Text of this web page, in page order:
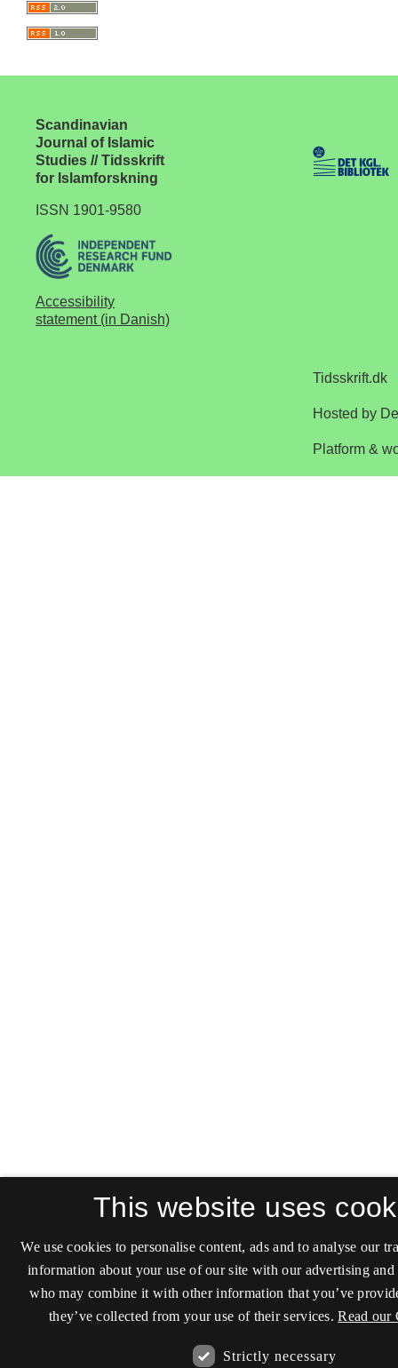
Scandinavian
Journal of Islamic
Studies // Tidsskrift
for Islamforskning
ISSN 1901-9580
Accessibility
statement (in Danish)
This website uses
We use cookies to personalise content, ads and to analyse our
information about your use of our site with our advertising and
who may combine it with other information that you’ve
they’ve collected from your use of their services. Read our
Strictly necessary